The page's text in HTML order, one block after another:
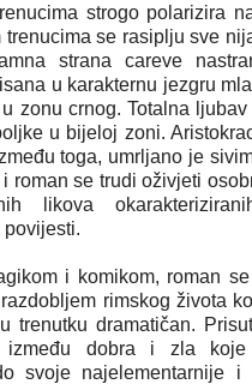
strogo polarizira
trenucima se rasiplju sve
strana careve
u karakternu jezgru
zonu crnog. Totalna
u bijeloj zoni.
toga, umrljano je
roman se trudi oživjeti
likova
povijesti.
i komikom, roman
rimskog života
trenutku dramatičan.
između dobra i zla
svoje najelementarnije